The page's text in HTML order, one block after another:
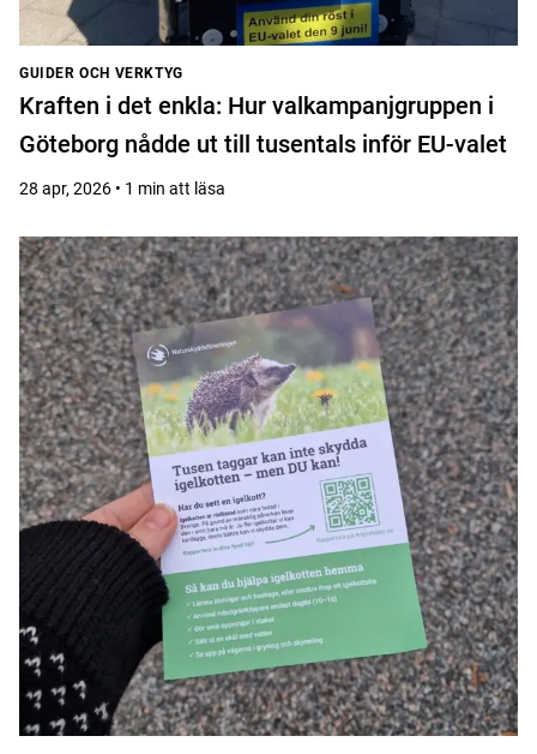
GUIDER OCH VERKTYG
Kraften i det enkla: Hur valkampanjgruppen i
Göteborg nådde ut till tusentals inför EU-valet
28 apr, 2026 • 1 min att läsa